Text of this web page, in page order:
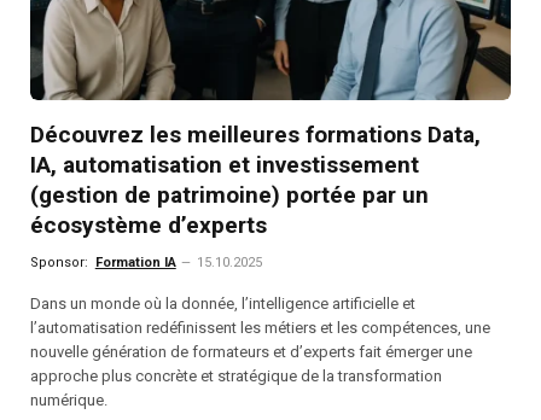
Découvrez les meilleures formations Data,
IA, automatisation et investissement
(gestion de patrimoine) portée par un
écosystème d’experts
Sponsor: Formation IA 15.10.2025
Dans un monde où la donnée, l’intelligence artificielle et
l’automatisation redéfinissent les métiers et les compétences, une
nouvelle génération de formateurs et d’experts fait émerger une
approche plus concrète et stratégique de la transformation
numérique.